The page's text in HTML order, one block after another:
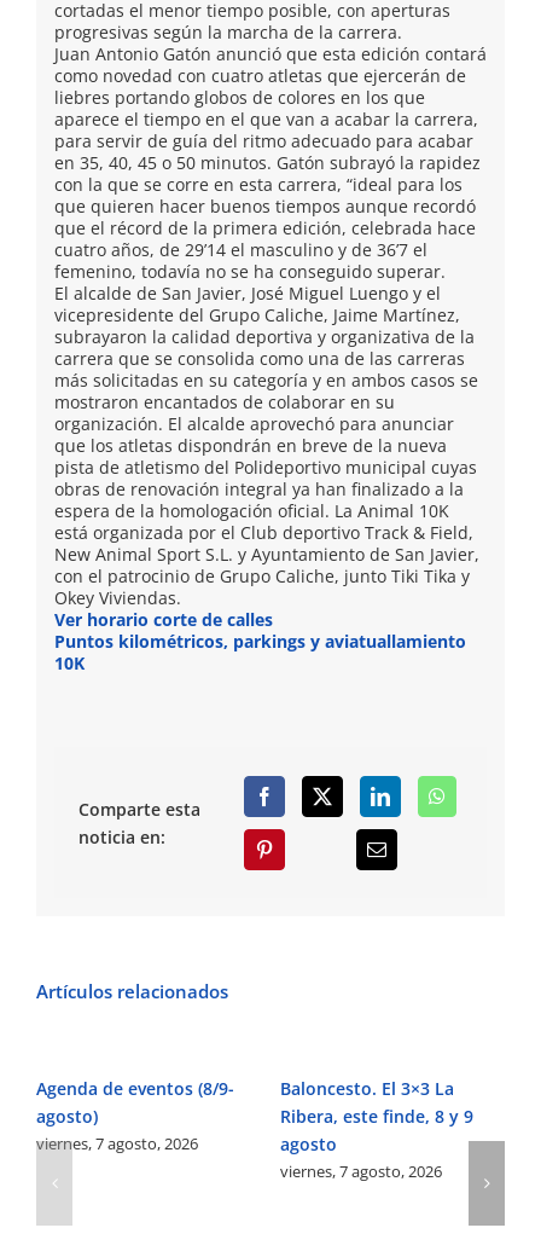
cortadas el menor tiempo posible, con aperturas
progresivas según la marcha de la carrera.
Juan Antonio Gatón anunció que esta edición contará
como novedad con cuatro atletas que ejercerán de
liebres portando globos de colores en los que
aparece el tiempo en el que van a acabar la carrera,
para servir de guía del ritmo adecuado para acabar
en 35, 40, 45 o 50 minutos. Gatón subrayó la rapidez
con la que se corre en esta carrera, “ideal para los
que quieren hacer buenos tiempos aunque recordó
que el récord de la primera edición, celebrada hace
cuatro años, de 29’14 el masculino y de 36’7 el
femenino, todavía no se ha conseguido superar.
El alcalde de San Javier, José Miguel Luengo y el
vicepresidente del Grupo Caliche, Jaime Martínez,
subrayaron la calidad deportiva y organizativa de la
carrera que se consolida como una de las carreras
más solicitadas en su categoría y en ambos casos se
mostraron encantados de colaborar en su
organización. El alcalde aprovechó para anunciar
que los atletas dispondrán en breve de la nueva
pista de atletismo del Polideportivo municipal cuyas
obras de renovación integral ya han finalizado a la
espera de la homologación oficial. La Animal 10K
está organizada por el Club deportivo Track & Field,
New Animal Sport S.L. y Ayuntamiento de San Javier,
con el patrocinio de Grupo Caliche, junto Tiki Tika y
Okey Viviendas.
Ver horario corte de calles
Puntos kilométricos, parkings y aviatuallamiento
10K
Comparte esta
noticia en:
Artículos relacionados
Agenda de eventos (8/9-
agosto)
viernes, 7 agosto, 2026
Baloncesto. El 3×3 La
Ribera, este finde, 8 y 9
agosto
viernes, 7 agosto, 2026